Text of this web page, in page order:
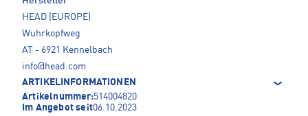
HEAD (EUROPE)
Wuhrkopfweg
AT - 6921 Kennelbach
info@head.com
ARTIKELINFORMATIONEN
Artikelnummer:514004820
Im Angebot seit06.10.2023